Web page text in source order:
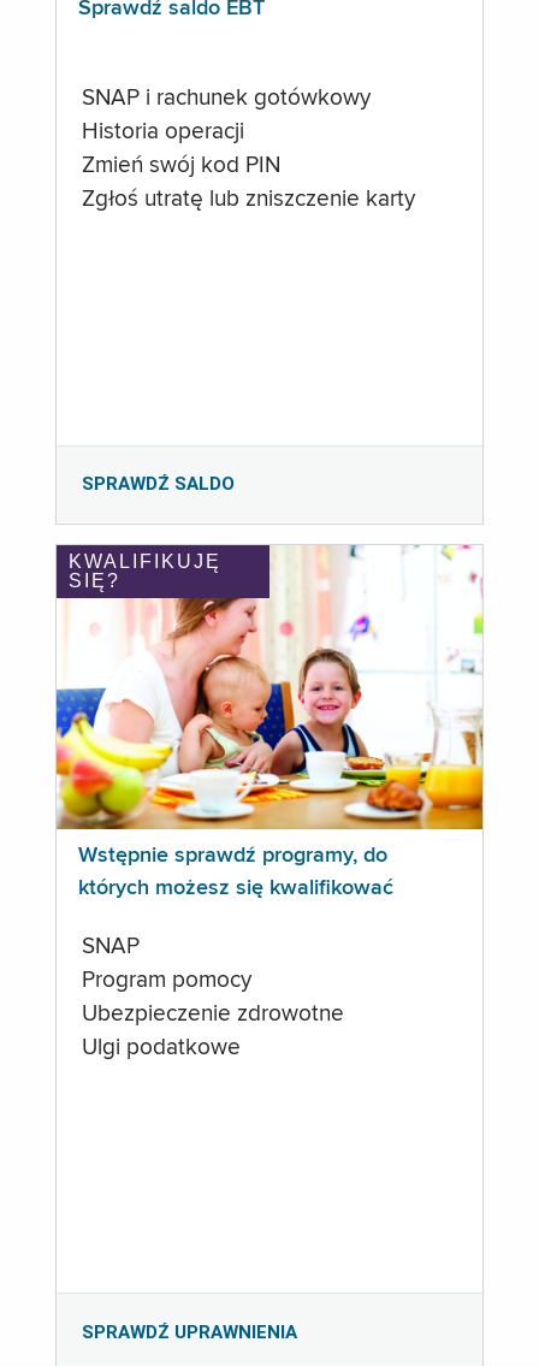
Sprawdź saldo EBT
SNAP i rachunek gotówkowy
Historia operacji
Zmień swój kod PIN
Zgłoś utratę lub zniszczenie karty
SPRAWDŹ SALDO
KWALIFIKUJĘ
SIĘ?
Wstępnie sprawdź programy, do
których możesz się kwalifikować
SNAP
Program pomocy
Ubezpieczenie zdrowotne
Ulgi podatkowe
SPRAWDŹ UPRAWNIENIA